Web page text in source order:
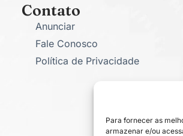
Para fornecer as
armazenar e/ou
Contato
Anunciar
Fale Conosco
Política de Privacidade